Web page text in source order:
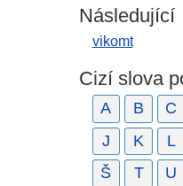
Následující
vikomt
Cizí slova
A B C
J
K L
Š
T U